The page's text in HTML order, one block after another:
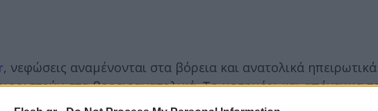
, νεφώσεις αναμένονται στα βόρεια και ανατολικά
στα βορειοανατολικά. Το μεσημέρι και απόγευμα
ορεινά ηπειρωτικά, στα ορεινά της Κρήτης αλλά και σε